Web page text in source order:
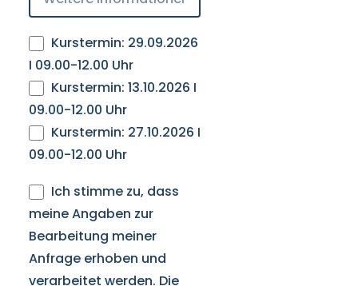
Kurstermin: 29.09.2026
I 09.00-12.00 Uhr
Kurstermin: 13.10.2026 I
09.00-12.00 Uhr
Kurstermin: 27.10.2026 I
09.00-12.00 Uhr
Ich stimme zu, dass
meine Angaben zur
Bearbeitung meiner
Anfrage erhoben und
verarbeitet werden. Die